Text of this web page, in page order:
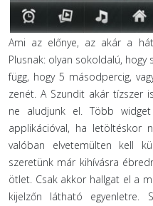
Ami az előnye, az akár a
Plusnak: olyan sokoldalú,
függ, hogy 5 másodpercig,
zenét. A Szundit akár tízszer
ne aludjunk el. Több
applikációval, ha letöltéskor
valóban elvetemülten kell
szeretünk már kihívásra
ötlet. Csak akkor hallgat el a
kijelzőn látható egyenletre.